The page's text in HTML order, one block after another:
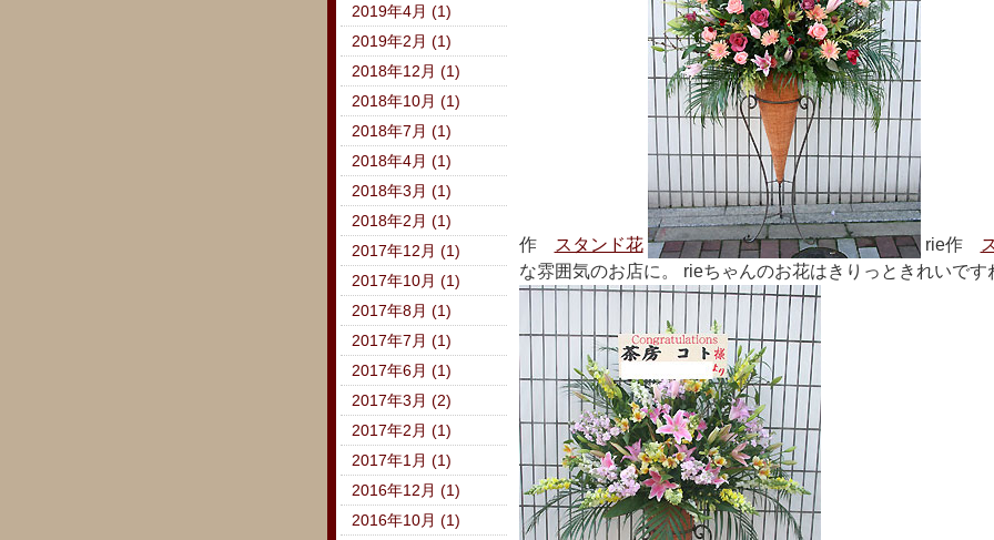
作 スタンド花 rie作
な雰囲気のお店に。 rieちゃんのお花はきりっときれいで
2019年4月 (1)
2019年2月 (1)
2018年12月 (1)
2018年10月 (1)
2018年7月 (1)
2018年4月 (1)
2018年3月 (1)
2018年2月 (1)
2017年12月 (1)
2017年10月 (1)
2017年8月 (1)
2017年7月 (1)
2017年6月 (1)
2017年3月 (2)
2017年2月 (1)
2017年1月 (1)
2016年12月 (1)
2016年10月 (1)